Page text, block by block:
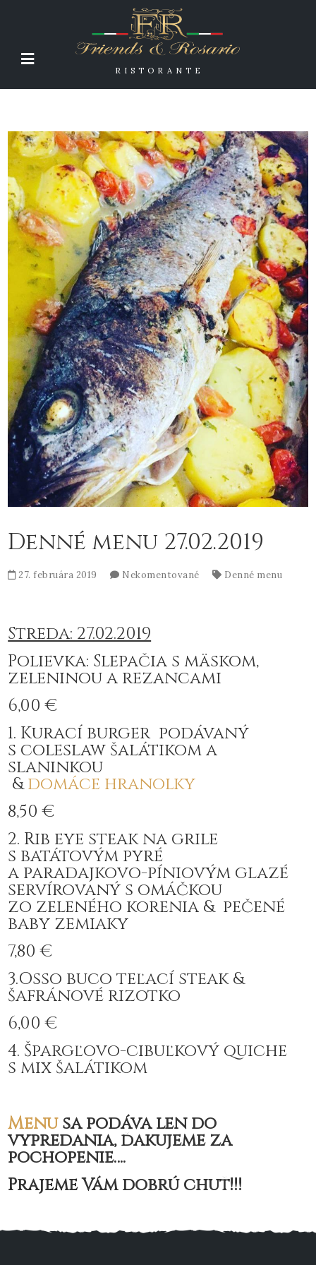
RISTORANTE
Denné menu 27.02.2019
27. februára 2019 Nekomentované Denné menu
Streda: 27.02.2019
Polievka: Slepačia s mäskom,
zeleninou a rezancami
6,00 €
1. Kurací burger podávaný
s coleslaw šalátikom a
slaninkou
&domáce hranolky
8,50 €
2. Rib eye steak na grile
s batátovým pyré
a paradajkovo-píniovým glazé
servírovaný s omáčkou
zo zeleného korenia & pečené
baby zemiaky
7,80 €
3.Osso buco teľací steak &
šafránové rizotko
6,00 €
4. Špargľovo-cibuľkový quiche
s mix šalátikom
Menusa podáva len do
vypredania, ďakujeme za
pochopenie….
Prajeme Vám dobrú chuť!!!